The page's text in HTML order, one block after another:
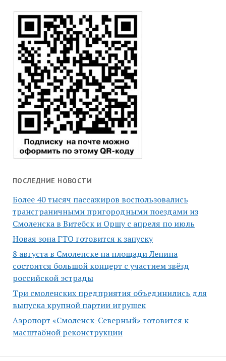
ПОСЛЕДНИЕ НОВОСТИ
Более 40 тысяч пассажиров воспользовались
трансграничными пригородными поездами из
Смоленска в Витебск и Оршу с апреля по июль
Новая зона ГТО готовится к запуску
8 августа в Смоленске на площади Ленина
состоится большой концерт с участием звёзд
российской эстрады
Три смоленских предприятия объединились для
выпуска крупной партии игрушек
Аэропорт «Смоленск-Северный» готовится к
масштабной реконструкции